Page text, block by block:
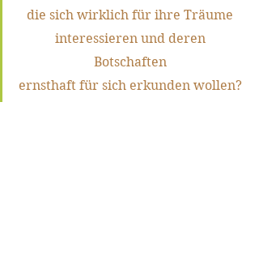
die sich wirklich für ihre Träume
interessieren und deren
Botschaften
ernsthaft für sich erkunden wollen?